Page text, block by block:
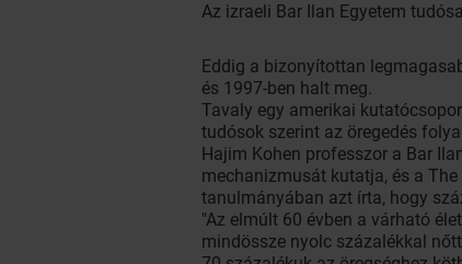
Az izraeli Bar Ilan Egyetem
Eddig a bizonyítottan
és 1997-ben halt meg.
Tavaly egy amerikai
tudósok szerint az öregedés
Hajim Kohen professzor a Bar
mechanizmusát kutatja, és a
tanulmányában azt írta, hogy
"Az elmúlt 60 évben a várható
mindössze nyolc százalékkal